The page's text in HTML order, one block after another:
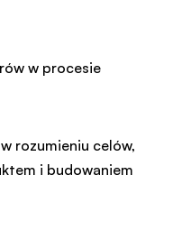
w procesie
rozumieniu celów,
i budowaniem